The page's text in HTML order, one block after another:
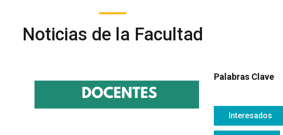
Noticias de la Facultad
Palabras Clave
Interesados